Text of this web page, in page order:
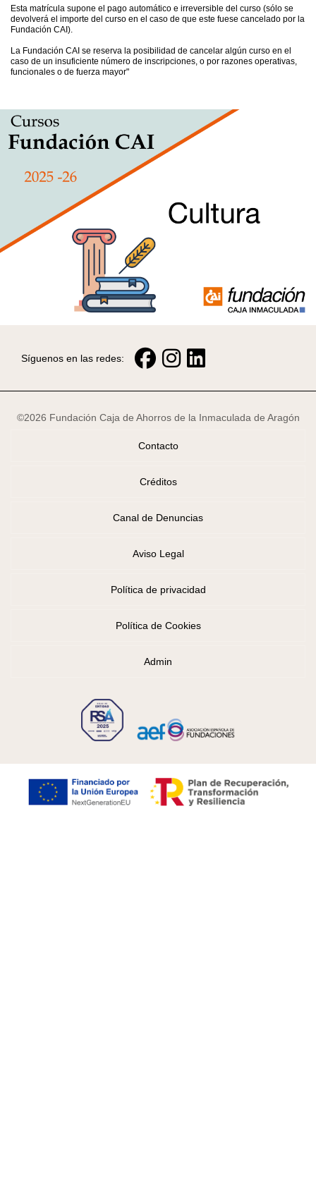
Esta matrícula supone el pago automático e irreversible del curso (sólo se
devolverá el importe del curso en el caso de que este fuese cancelado por la
Fundación CAI).
La Fundación CAI se reserva la posibilidad de cancelar algún curso en el
caso de un insuficiente número de inscripciones, o por razones operativas,
funcionales o de fuerza mayor"
Síguenos en las redes:
©2026 Fundación Caja de Ahorros de la Inmaculada de Aragón
Contacto
Créditos
Canal de Denuncias
Aviso Legal
Política de privacidad
Política de Cookies
Admin